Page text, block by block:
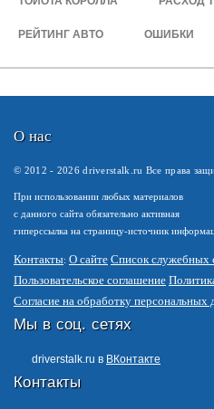
РЕЙТИНГ АВТО ОШИБКИ
О нас
© 2012 - 2026driverstalk.ru Все права
При использовании любых материалов
с данного сайта обязательно активная
гиперссылка на страницу-источник
Контакты О сайте Список служебных
Пользовательское соглашение
Согласие на обработку персональных
Мы в соц. сетях
driverstalk.ru в ВКонтакте
Контакты